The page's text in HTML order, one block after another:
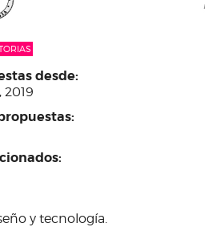
desde:
2019
y tecnología.